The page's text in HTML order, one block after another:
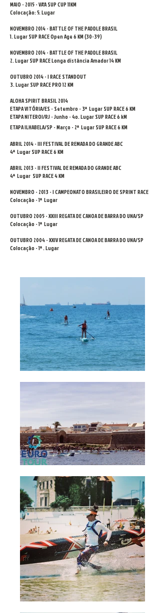
MAIO - 2015 - VA'A SUP CUP 11KM
Colocação: 5. Lugar
NOVEMBRO 2014 - BATTLE OF THE PADDLE BRASIL
1. Lugar SUP RACE Open Age 6 KM (30-39)
NOVEMBRO 2014 - BATTLE OF THE PADDLE BRASIL
2. Lugar SUP RACE Longa distância Amador 14 KM
OUTUBRO 2014 - I RACE STANDOUT
3. Lugar SUP RACE PRO 12 KM
ALOHA SPIRIT BRASIL 2014
ETAPA VITÓRIA/ES - Setembro - 3ª Lugar SUP RACE 6 KM
ETAPA NITEROI/RJ - Junho - 4o. Lugar SUP RACE 6 kM
ETAPA ILHABELA/SP - Março - 2ª Lugar SUP RACE 6 KM
ABRIL 2014 - III FESTIVAL DE REMADA DO GRANDE ABC
4ª Lugar SUP RACE 6 KM
ABRIL 2013 - II FESTIVAL DE REMADA DO GRANDE ABC
4ª Lugar SUP RACE 4 KM
NOVEMBRO - 2013 - I CAMPEONATO BRASILEIRO DE SPRINT RACE
Colocação - 1ª Lugar
OUTUBRO 2005 - XXIII REGATA DE CANOA DE BARRA DO UNA/SP
Colocação - 1ª Lugar
OUTUBRO 2004 - XXIV REGATA DE CANOA DE BARRA DO UNA/SP
Colocação - 1ª . Lugar